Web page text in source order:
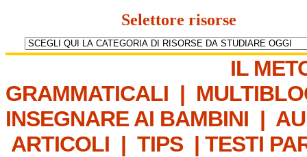
Selettore risorse
IL
GRAMMATICALI |
INSEGNARE AI BAMBINI |
ARTICOLI | TIPS | TESTI